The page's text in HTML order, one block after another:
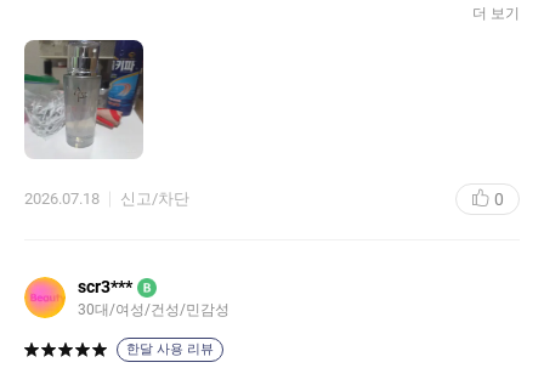
더 보기
2026.07.18 신고/차단 0
scr3*** B
30대/여성/건성/민감성
한달 사용 리뷰